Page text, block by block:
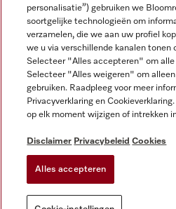
Disclaimer
Algemene voorwaarden en informatie
Privacybeleid
Gebruiksvoorwaarden
Toegankelijkheidsverklaring
Digital Services Act
Cookie-instellingen
personalisatie”) gebruiken we
soortgelijke technologieën om
verzamelen, die we aan uw profiel
we u via verschillende kanalen tonen
Selecteer "Alles accepteren" om
Selecteer "Alles weigeren" om
gebruiken. Raadpleeg voor meer
Privacyverklaring en
op elk moment wijzigen of intrekken
Disclaimer Privacybeleid Cookies
Alles accepteren